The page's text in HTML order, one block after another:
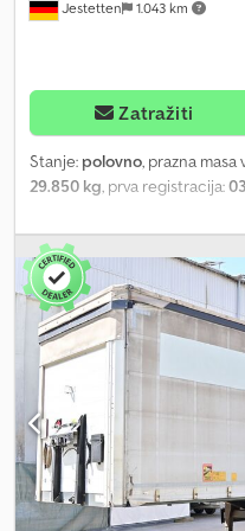
Jestetten 1.043 km
Zatražiti
Stanje: polovno, prazna masa
29.850 kg, prva registracija:
gume:385 / 65 R 22.5 / 5mm,
22.5 / 5mm, radna težina: